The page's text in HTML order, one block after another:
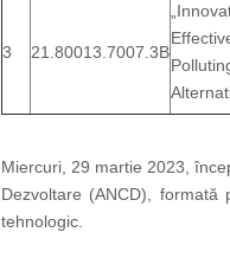
3 21.80013.7007.3B
Miercuri, 29 martie 2023,
Dezvoltare (ANCD),
tehnologic.